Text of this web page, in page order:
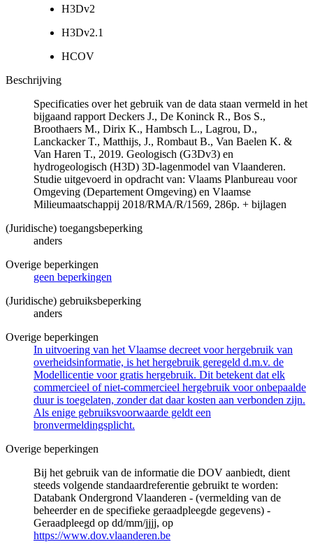
H3Dv2
H3Dv2.1
HCOV
Beschrijving
Specificaties over het gebruik van de data staan vermeld in het
bijgaand rapport Deckers J., De Koninck R., Bos S.,
Broothaers M., Dirix K., Hambsch L., Lagrou, D.,
Lanckacker T., Matthijs, J., Rombaut B., Van Baelen K. &
Van Haren T., 2019. Geologisch (G3Dv3) en
hydrogeologisch (H3D) 3D-lagenmodel van Vlaanderen.
Studie uitgevoerd in opdracht van: Vlaams Planbureau voor
Omgeving (Departement Omgeving) en Vlaamse
Milieumaatschappij 2018/RMA/R/1569, 286p. + bijlagen
(Juridische) toegangsbeperking
anders
Overige beperkingen
geen beperkingen
(Juridische) gebruiksbeperking
anders
Overige beperkingen
In uitvoering van het Vlaamse decreet voor hergebruik van
overheidsinformatie, is het hergebruik geregeld d.m.v. de
Modellicentie voor gratis hergebruik. Dit betekent dat elk
commercieel of niet-commercieel hergebruik voor onbepaalde
duur is toegelaten, zonder dat daar kosten aan verbonden zijn.
Als enige gebruiksvoorwaarde geldt een
bronvermeldingsplicht.
Overige beperkingen
Bij het gebruik van de informatie die DOV aanbiedt, dient
steeds volgende standaardreferentie gebruikt te worden:
Databank Ondergrond Vlaanderen - (vermelding van de
beheerder en de specifieke geraadpleegde gegevens) -
Geraadpleegd op dd/mm/jjjj, op
https://www.dov.vlaanderen.be